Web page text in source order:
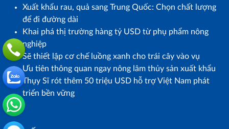
Xuất khẩu rau, quả sang Trung Quốc: Chọn chất lượng
để đi đường dài
Khai phá thị trường hàng tỷ USD từ phụ phẩm nông
nghiệp
Sẽ thiết lập cơ chế luồng xanh cho trái cây vào vụ
Ưu tiên thông quan ngay nông lâm thủy sản xuất khẩu
Thụy Sĩ rót thêm 50 triệu USD hỗ trợ Việt Nam phát
triển bền vững